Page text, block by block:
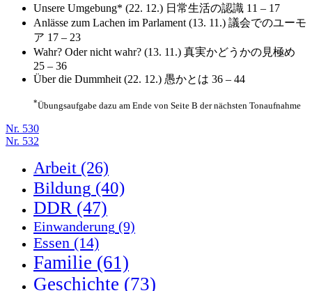
Unsere Umgebung* (22. 12.) 日常生活の認識 11 – 17
Anlässe zum Lachen im Parlament (13. 11.) 議会でのユーモ
ア 17 – 23
Wahr? Oder nicht wahr? (13. 11.) 真実かどうかの見極め
25 – 36
Über die Dummheit (22. 12.) 愚かとは 36 – 44
*Übungsaufgabe dazu am Ende von Seite B der nächsten Tonaufnahme
Nr. 530
Nr. 532
Arbeit (26)
Bildung (40)
DDR(47)
Einwanderung (9)
Essen (14)
Familie (61)
Geschichte (73)